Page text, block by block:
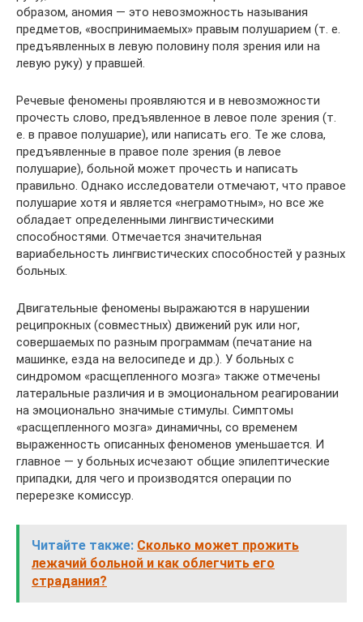
образом, аномия — это невозможность называния
предметов, «воспринимаемых» правым полушарием (т. е.
предъявленных в левую половину поля зрения или на
левую руку) у правшей.
Речевые феномены проявляются и в невозможности
прочесть слово, предъявленное в левое поле зрения (т.
е. в правое полушарие), или написать его. Те же слова,
предъявленные в правое поле зрения (в левое
полушарие), больной может прочесть и написать
правильно. Однако исследователи отмечают, что правое
полушарие хотя и является «неграмотным», но все же
обладает определенными лингвистическими
способностями. Отмечается значительная
вариабельность лингвистических способностей у разных
больных.
Двигательные феномены выражаются в нарушении
реципрокных (совместных) движений рук или ног,
совершаемых по разным программам (печатание на
машинке, езда на велосипеде и др.). У больных с
синдромом «расщепленного мозга» также отмечены
латеральные различия и в эмоциональном реагировании
на эмоционально значимые стимулы. Симптомы
«расщепленного мозга» динамичны, со временем
выраженность описанных феноменов уменьшается. И
главное — у больных исчезают общие эпилептические
припадки, для чего и производятся операции по
перерезке комиссур.
Читайте также: Сколько может прожить
лежачий больной и как облегчить его
страдания?